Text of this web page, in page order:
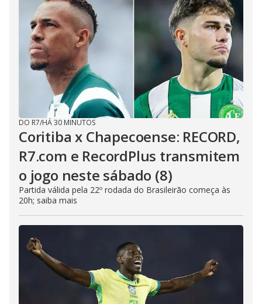
DO R7/HÁ 30 MINUTOS
Coritiba x Chapecoense: RECORD,
R7.com e RecordPlus transmitem
o jogo neste sábado (8)
Partida válida pela 22º rodada do Brasileirão começa às
20h; saiba mais